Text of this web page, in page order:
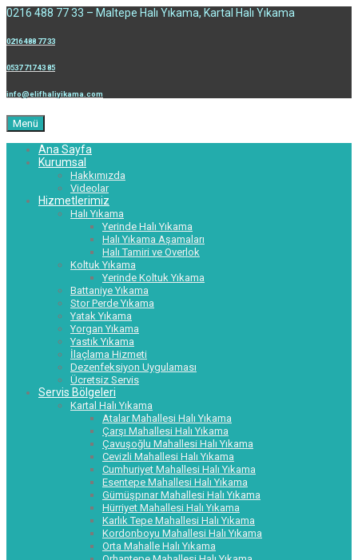
0216 488 77 33 – Maltepe Halı Yıkama, Kartal Halı Yıkama
0216 488 77 33
0537 717 43 85
info@elifhaliyikama.com
Menü
Ana Sayfa
Kurumsal
Hakkımızda
Videolar
Hizmetlerimiz
Halı Yıkama
Yerinde Halı Yıkama
Halı Yıkama Aşamaları
Halı Tamiri ve Overlok
Koltuk Yıkama
Yerinde Koltuk Yıkama
Battaniye Yıkama
Stor Perde Yıkama
Yatak Yıkama
Yorgan Yıkama
Yastık Yıkama
İlaçlama Hizmeti
Dezenfeksiyon Uygulaması
Ücretsiz Servis
Servis Bölgeleri
Kartal Halı Yıkama
Atalar Mahallesi Halı Yıkama
Çarşı Mahallesi Halı Yıkama
Çavuşoğlu Mahallesi Halı Yıkama
Cevizli Mahallesi Halı Yıkama
Cumhuriyet Mahallesi Halı Yıkama
Esentepe Mahallesi Halı Yıkama
Gümüşpınar Mahallesi Halı Yıkama
Hürriyet Mahallesi Halı Yıkama
Karlık Tepe Mahallesi Halı Yıkama
Kordonboyu Mahallesi Halı Yıkama
Orta Mahalle Halı Yıkama